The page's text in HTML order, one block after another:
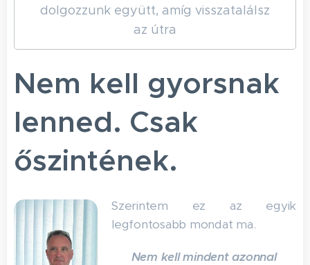
dolgozzunk együtt, amíg visszatalálsz
az útra
Nem kell gyorsnak
lenned. Csak
őszintének.
Szerintem ez az egyik
legfontosabb mondat ma.
Nem kell mindent azonnal